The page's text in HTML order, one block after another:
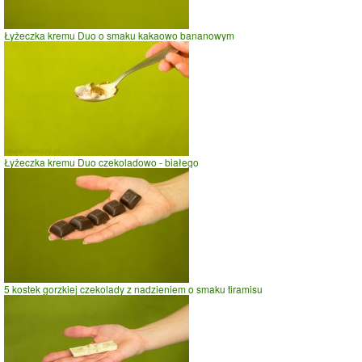
Łyżeczka kremu Duo o smaku kakaowo bananowym
Łyżeczka kremu Duo czekoladowo - białego
5 kostek gorzkiej czekolady z nadzieniem o smaku tiramisu